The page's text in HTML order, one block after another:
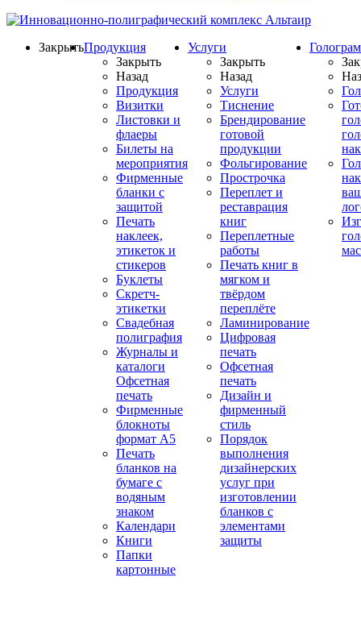
ЗакрытьПродукция
Закрыть
Назад
Продукция
Визитки
Листовки и
флаеры
Билеты на
мероприятия
Фирменные
бланки с
защитой
Печать
наклеек,
этикеток и
стикеров
Буклеты
Скретч-
этикетки
Свадебная
полиграфия
Журналы и
каталоги
Офсетная
печать
Фирменные
блокноты
формат А5
Печать
бланков на
бумаге с
водяным
знаком
Календари
Книги
Папки
картонные
Услуги
Закрыть
Назад
Услуги
Тиснение
Брендирование
готовой
продукции
Фольгирование
Прострочка
Переплет и
реставрация
книг
Переплетные
работы
Печать книг в
мягком и
твёрдом
переплёте
Ламинирование
Цифровая
печать
Офсетная
печать
Дизайн и
фирменный
стиль
Порядок
выполнения
дизайнерских
услуг при
изготовлении
бланков с
элементами
защиты